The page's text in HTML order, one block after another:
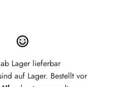
Lager lieferbar
auf Lager. Bestellt vor